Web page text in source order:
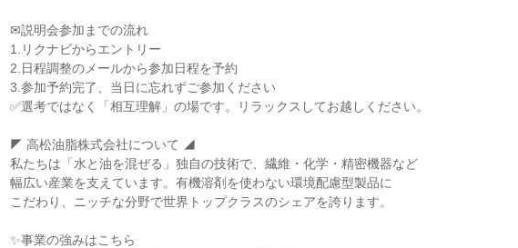
✉説明会参加までの流れ
1.リクナビからエントリー
2.日程調整のメールから参加日程を予約
3.参加予約完了、当日に忘れずご参加ください
✅選考ではなく「相互理解」の場です。リラックスしてお越しください。
◤ 高松油脂株式会社について ◢
私たちは「水と油を混ぜる」独自の技術で、繊維・化学・精密機器など
幅広い産業を支えています。有機溶剤を使わない環境配慮型製品に
こだわり、ニッチな分野で世界トップクラスのシェアを誇ります。
✨事業の強みはこちら